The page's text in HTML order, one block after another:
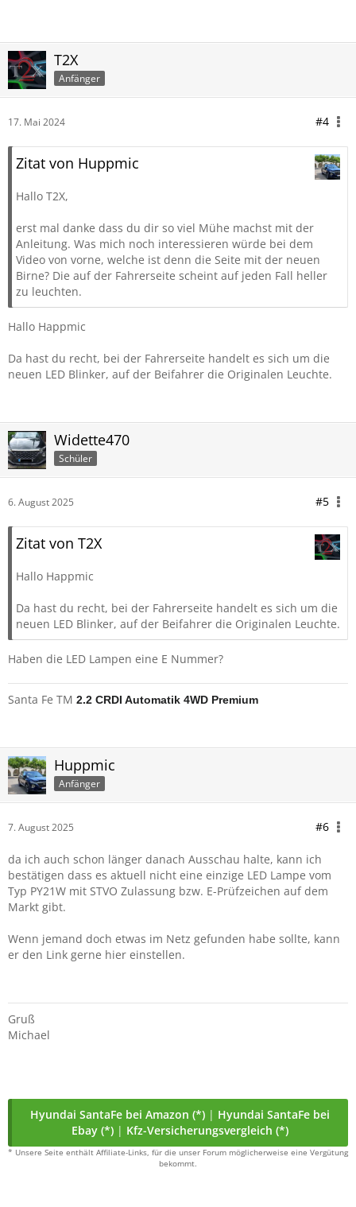
T2X
Anfänger
17. Mai 2024 #4
Zitat von Huppmic
Hallo T2X,
erst mal danke dass du dir so viel Mühe machst mit der
Anleitung. Was mich noch interessieren würde bei dem
Video von vorne, welche ist denn die Seite mit der neuen
Birne? Die auf der Fahrerseite scheint auf jeden Fall heller
zu leuchten.
Hallo Happmic
Da hast du recht, bei der Fahrerseite handelt es sich um die
neuen LED Blinker, auf der Beifahrer die Originalen Leuchte.
Widette470
Schüler
6. August 2025 #5
Zitat von T2X
Hallo Happmic
Da hast du recht, bei der Fahrerseite handelt es sich um die
neuen LED Blinker, auf der Beifahrer die Originalen Leuchte.
Haben die LED Lampen eine E Nummer?
Santa Fe TM 2.2 CRDI Automatik 4WD Premium
Huppmic
Anfänger
7. August 2025 #6
da ich auch schon länger danach Ausschau halte, kann ich
bestätigen dass es aktuell nicht eine einzige LED Lampe vom
Typ PY21W mit STVO Zulassung bzw. E-Prüfzeichen auf dem
Markt gibt.
Wenn jemand doch etwas im Netz gefunden habe sollte, kann
er den Link gerne hier einstellen.
Gruß
Michael
Hyundai SantaFe bei Amazon (*) | Hyundai SantaFe bei
Ebay (*) | Kfz-Versicherungsvergleich (*)
* Unsere Seite enthält Affiliate-Links, für die unser Forum möglicherweise eine Vergütung
bekommt.